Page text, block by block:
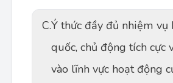
C.Ý thức đầy đủ nhiệm vụ
quốc, chủ động tích cực
vào lĩnh vực hoạt động